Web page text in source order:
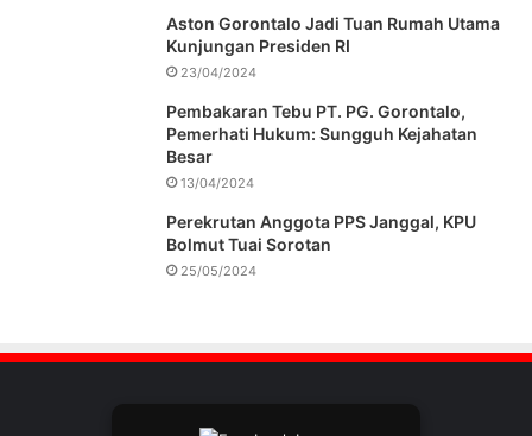
Aston Gorontalo Jadi Tuan Rumah Utama
Kunjungan Presiden RI
23/04/2024
Pembakaran Tebu PT. PG. Gorontalo,
Pemerhati Hukum: Sungguh Kejahatan
Besar
13/04/2024
Perekrutan Anggota PPS Janggal, KPU
Bolmut Tuai Sorotan
25/05/2024